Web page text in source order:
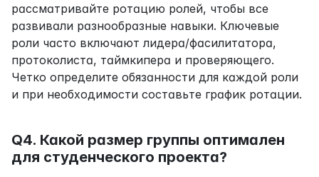
рассматривайте ротацию ролей, чтобы все
развивали разнообразные навыки. Ключевые
роли часто включают лидера/фасилитатора,
протоколиста, таймкипера и проверяющего.
Четко определите обязанности для каждой роли
и при необходимости составьте график ротации.
Q4. Какой размер группы оптимален
для студенческого проекта?